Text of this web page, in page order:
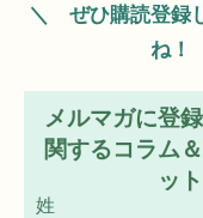
＼ ぜひ購読登録
ね
メルマガに登
関するコラム
ッ
姓